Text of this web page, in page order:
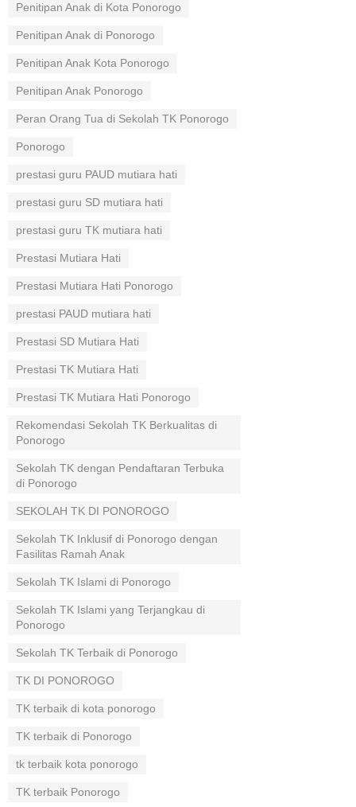
Penitipan Anak di Kota Ponorogo
Penitipan Anak di Ponorogo
Penitipan Anak Kota Ponorogo
Penitipan Anak Ponorogo
Peran Orang Tua di Sekolah TK Ponorogo
Ponorogo
prestasi guru PAUD mutiara hati
prestasi guru SD mutiara hati
prestasi guru TK mutiara hati
Prestasi Mutiara Hati
Prestasi Mutiara Hati Ponorogo
prestasi PAUD mutiara hati
Prestasi SD Mutiara Hati
Prestasi TK Mutiara Hati
Prestasi TK Mutiara Hati Ponorogo
Rekomendasi Sekolah TK Berkualitas di
Ponorogo
Sekolah TK dengan Pendaftaran Terbuka
di Ponorogo
SEKOLAH TK DI PONOROGO
Sekolah TK Inklusif di Ponorogo dengan
Fasilitas Ramah Anak
Sekolah TK Islami di Ponorogo
Sekolah TK Islami yang Terjangkau di
Ponorogo
Sekolah TK Terbaik di Ponorogo
TK DI PONOROGO
TK terbaik di kota ponorogo
TK terbaik di Ponorogo
tk terbaik kota ponorogo
TK terbaik Ponorogo